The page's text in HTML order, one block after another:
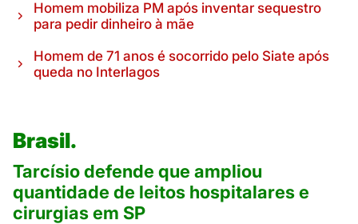
Homem mobiliza PM após inventar sequestro
para pedir dinheiro à mãe
Homem de 71 anos é socorrido pelo Siate após
queda no Interlagos
Brasil.
Tarcísio defende que ampliou
quantidade de leitos hospitalares e
cirurgias em SP